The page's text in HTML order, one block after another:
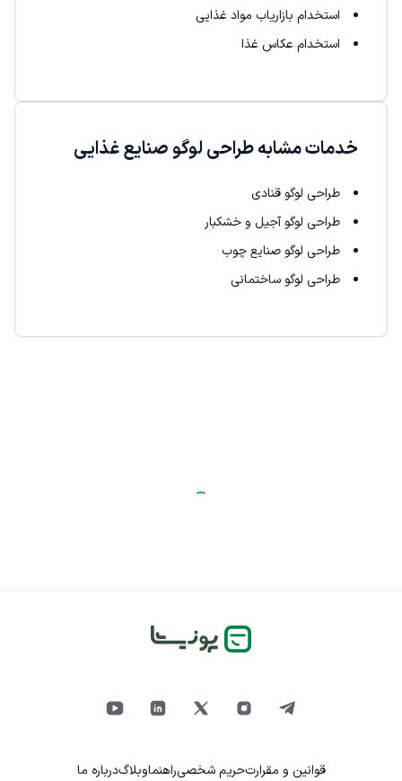
خدمات مشابه طراحی لوگو صنایع غذایی
طراحی لوگو قنادی
طراحی لوگو آجیل و خشکبار
طراحی لوگو صنایع چوب
طراحی لوگو ساختمانی
استخدام بازاریاب مواد غذایی
استخدام عکاس غذا
قوانین و مقرارتحریم شخصیراهنماوبلاگدرباره ما